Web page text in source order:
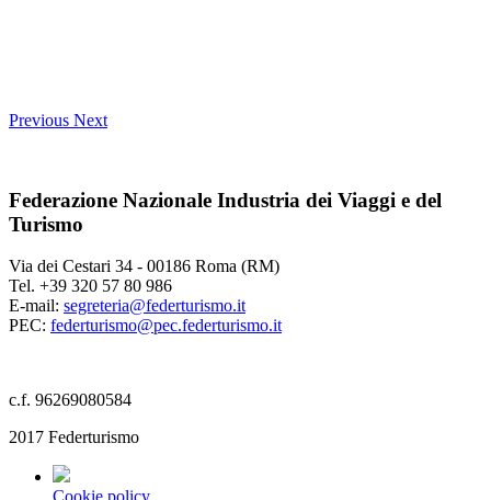
Previous Next
Federazione Nazionale Industria dei Viaggi e del
Turismo
Via dei Cestari 34 - 00186 Roma (RM)
Tel. +39 320 57 80 986
E-mail: segreteria@federturismo.it
PEC: federturismo@pec.federturismo.it
c.f. 96269080584
2017 Federturismo